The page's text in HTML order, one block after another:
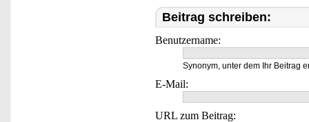
Beitrag schreiben:
Benutzername:
Synonym, unter dem Ihr Beitrag
E-Mail:
URL zum Beitrag: